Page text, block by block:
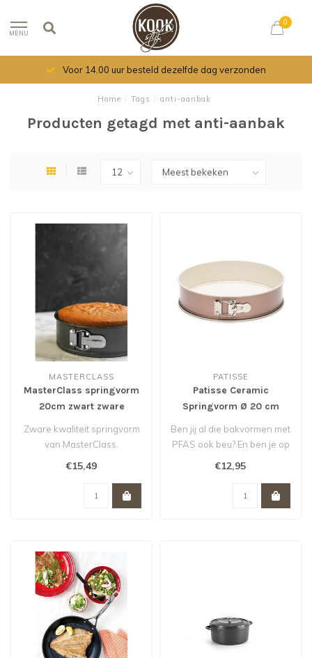
MENU
0
Voor 14.00 uur besteld dezelfde dag verzonden
Home / Tags / anti-aanbak
Producten getagd met anti-aanbak
MASTERCLASS
MasterClass springvorm
20cm zwart zware
kwaliteit
Zware kwaliteit springvorm
van MasterClass.
€15,49
PATISSE
Patisse Ceramic
Springvorm Ø 20 cm
Ben jij al die bakvormen met
PFAS ook beu? En ben je op
zoek naar een gezonde va..
€12,95